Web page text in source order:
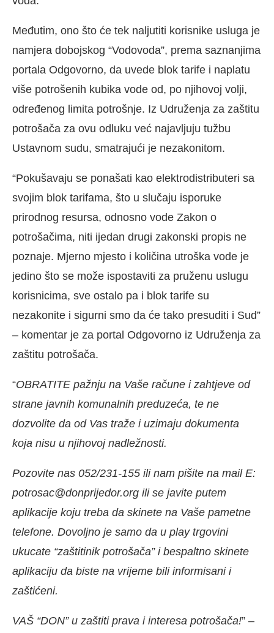
Međutim, ono što će tek naljutiti korisnike usluga je
namjera dobojskog “Vodovoda”, prema saznanjima
portala Odgovorno, da uvede blok tarife i naplatu
više potrošenih kubika vode od, po njihovoj volji,
određenog limita potrošnje. Iz Udruženja za zaštitu
potrošača za ovu odluku već najavljuju tužbu
Ustavnom sudu, smatrajući je nezakonitom.
“Pokušavaju se ponašati kao elektrodistributeri sa
svojim blok tarifama, što u slučaju isporuke
prirodnog resursa, odnosno vode Zakon o
potrošačima, niti ijedan drugi zakonski propis ne
poznaje. Mjerno mjesto i količina utroška vode je
jedino što se može ispostaviti za pruženu uslugu
korisnicima, sve ostalo pa i blok tarife su
nezakonite i sigurni smo da će tako presuditi i Sud”
– komentar je za portal Odgovorno iz Udruženja za
zaštitu potrošača.
“OBRATITE pažnju na Vaše račune i zahtjeve od
strane javnih komunalnih preduzeća, te ne
dozvolite da od Vas traže i uzimaju dokumenta
koja nisu u njihovoj nadležnosti.
Pozovite nas 052/231-155 ili nam pišite na mail E:
potrosac@donprijedor.org ili se javite putem
aplikacije koju treba da skinete na Vaše pametne
telefone. Dovoljno je samo da u play trgovini
ukucate “zaštitinik potrošača” i bespaltno skinete
aplikaciju da biste na vrijeme bili informisani i
zaštićeni.
VAŠ “DON” u zaštiti prava i interesa potrošača!” –